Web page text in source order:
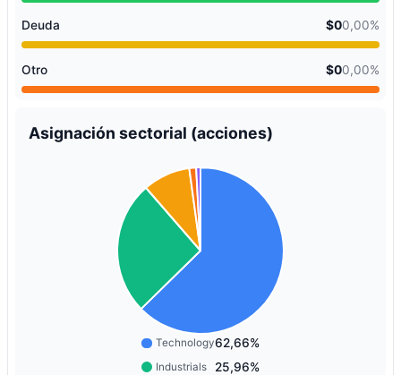
Deuda $00,00%
Otro $00,00%
Asignación sectorial (acciones)
Technology62,66%
Industrials 25,96%